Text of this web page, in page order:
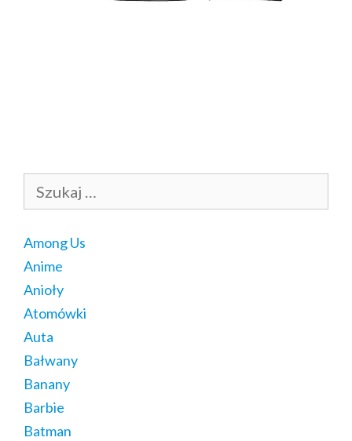
Szukaj:
Among Us
Anime
Anioły
Atomówki
Auta
Bałwany
Banany
Barbie
Batman